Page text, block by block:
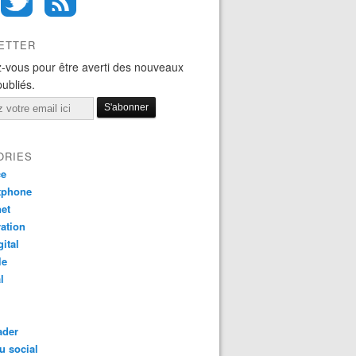
vous pour être averti des nouveaux
social